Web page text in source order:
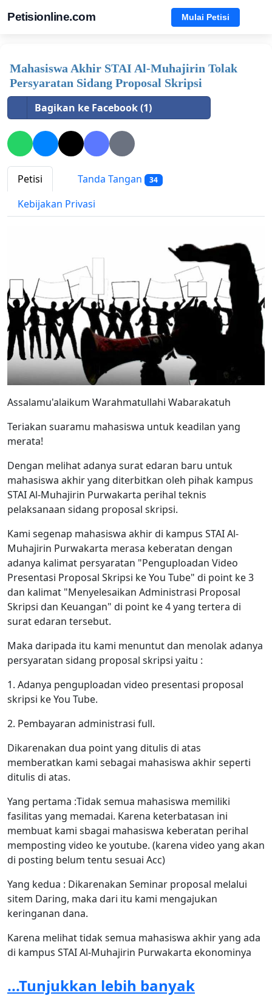
Petisionline.com Mulai Petisi
Mahasiswa Akhir STAI Al-Muhajirin Tolak
Persyaratan Sidang Proposal Skripsi
Bagikan ke Facebook (1)
Petisi Tanda Tangan 34
Kebijakan Privasi
Assalamu'alaikum Warahmatullahi Wabarakatuh
Teriakan suaramu mahasiswa untuk keadilan yang
merata!
Dengan melihat adanya surat edaran baru untuk
mahasiswa akhir yang diterbitkan oleh pihak kampus
STAI Al-Muhajirin Purwakarta perihal teknis
pelaksanaan sidang proposal skripsi.
Kami segenap mahasiswa akhir di kampus STAI Al-
Muhajirin Purwakarta merasa keberatan dengan
adanya kalimat persyaratan "Penguploadan Video
Presentasi Proposal Skripsi ke You Tube" di point ke 3
dan kalimat "Menyelesaikan Administrasi Proposal
Skripsi dan Keuangan" di point ke 4 yang tertera di
surat edaran tersebut.
Maka daripada itu kami menuntut dan menolak adanya
persyaratan sidang proposal skripsi yaitu :
1. Adanya penguploadan video presentasi proposal
skripsi ke You Tube.
2. Pembayaran administrasi full.
Dikarenakan dua point yang ditulis di atas
memberatkan kami sebagai mahasiswa akhir seperti
ditulis di atas.
Yang pertama :Tidak semua mahasiswa memiliki
fasilitas yang memadai. Karena keterbatasan ini
membuat kami sbagai mahasiswa keberatan perihal
memposting video ke youtube. (karena video yang akan
di posting belum tentu sesuai Acc)
Yang kedua : Dikarenakan Seminar proposal melalui
sitem Daring, maka dari itu kami mengajukan
keringanan dana.
Karena melihat tidak semua mahasiswa akhir yang ada
di kampus STAI Al-Muhajirin Purwakarta ekonominya
Sekali lagi kami sampaikan kepada pihak kampus STAI
Al-Muhajirin Purwakarta yang mempunyai
...Tunjukkan lebih banyak